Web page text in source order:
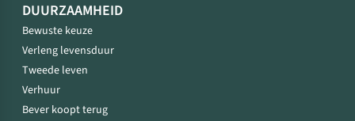
DUURZAAMHEID
Bewuste keuze
Verleng levensduur
Tweede leven
Verhuur
Bever koopt terug